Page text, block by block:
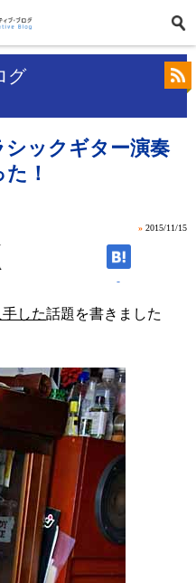
グ
ックギター演奏
！
» 2015/11/15
-
した話題を書きました